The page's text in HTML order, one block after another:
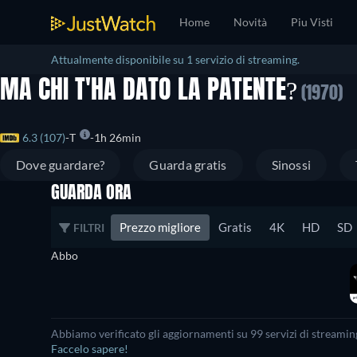
Home Novità Piu Visti
Attualmente disponibile su 1 servizio di streaming.
MA CHI T'HA DATO LA PATENTE? (1970)
6.3 (107) T 1h 26min
Dove guardare? Guarda gratis Sinossi
GUARDA ORA
FILTRI Prezzo migliore Gratis 4K HD SD
Abbo
Abbiamo verificato gli aggiornamenti su 99servizi di
Faccelo sapere!